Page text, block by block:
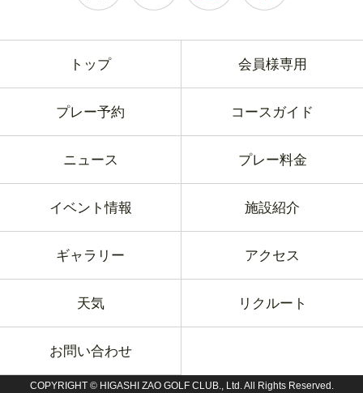
トップ 会員様専用
プレー予約 コースガイド
ニュース プレー料金
イベント情報 施設紹介
ギャラリー アクセス
天気 リクルート
お問い合わせ
COPYRIGHT © HIGASHI ZAO GOLF CLUB., Ltd. All Rights Reserved.